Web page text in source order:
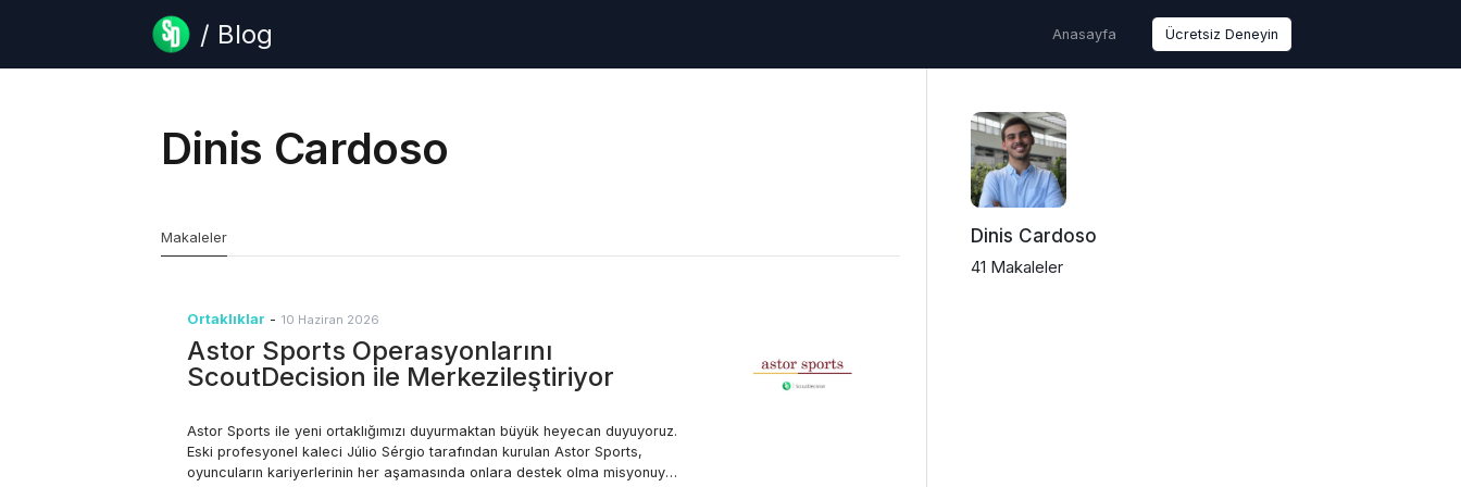
/ Blog Anasayfa Ücretsiz Deneyin
Dinis Cardoso
Makaleler
Ortaklıklar - 10 Haziran 2026
Astor Sports Operasyonlarını
ScoutDecision ile Merkezileştiriyor
Astor Sports ile yeni ortaklığımızı duyurmaktan büyük heyecan duyuyoruz.
Eski profesyonel kaleci Júlio Sérgio tarafından kurulan Astor Sports,
oyuncuların kariyerlerinin her aşamasında onlara destek olma misyonuyla
Dinis Cardoso
41 Makaleler